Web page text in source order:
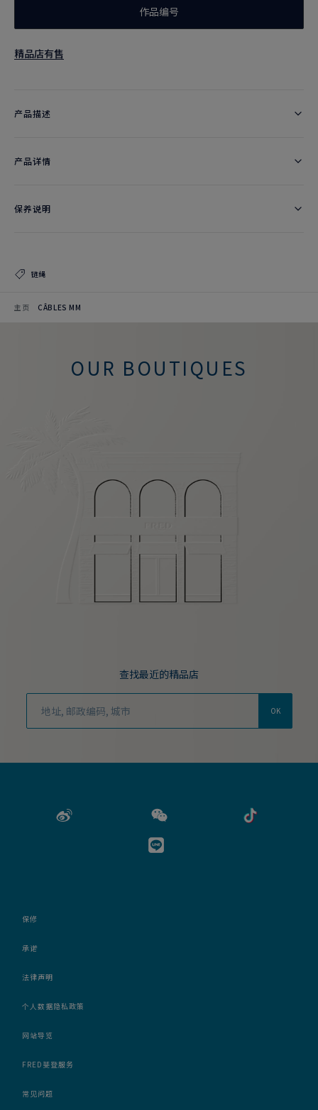
作品编号
精品店有售
产品描述
产品详情
保养说明
链绳
主页 CÂBLES MM
OUR BOUTIQUES
查找最近的精品店
OK
保修
承诺
法律声明
个人数据隐私政策
网站导览
FRED斐登服务
常见问题